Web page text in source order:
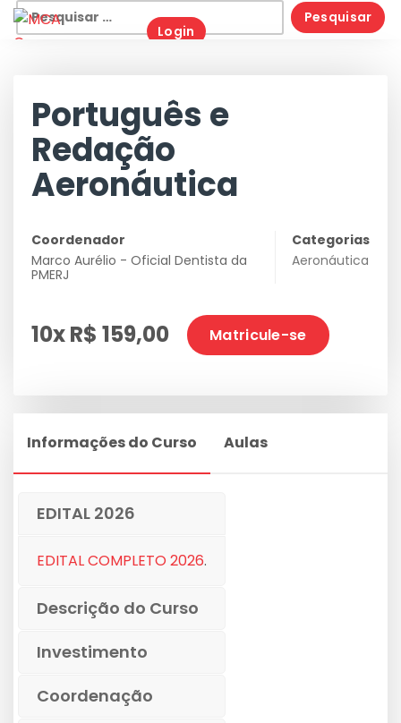
Skip
Login
Pesquisar
por:
Português e
Redação
Aeronáutica
Coordenador
Marco Aurélio - Oficial Dentista da
PMERJ
Categorias
Aeronáutica
10x R$ 159,00 Matricule-se
Informações do Curso Aulas
EDITAL 2026
EDITAL COMPLETO 2026.
Descrição do Curso
Investimento
Coordenação